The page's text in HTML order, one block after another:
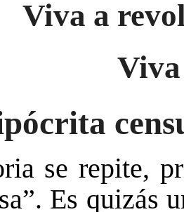
Viva a
se repite,
Es quizás